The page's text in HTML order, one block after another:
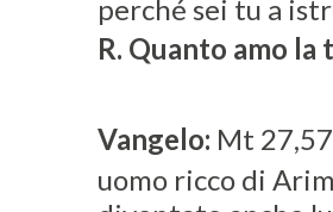
perché sei tu a
R. Quanto amo la
Vangelo: Mt
uomo ricco di